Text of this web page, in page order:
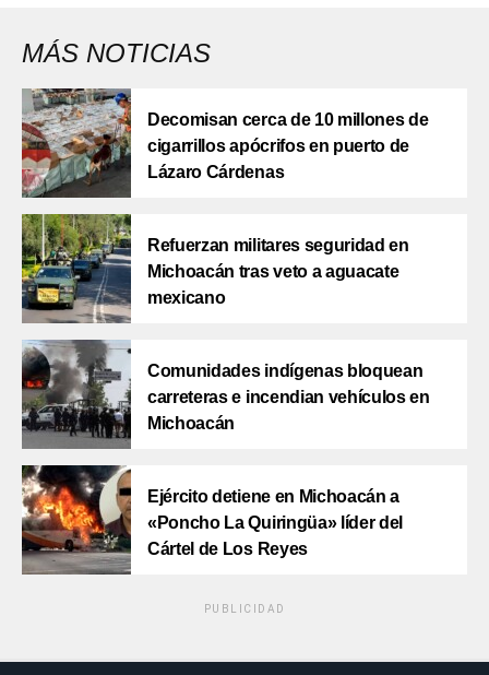
MÁS NOTICIAS
Decomisan cerca de 10 millones de
cigarrillos apócrifos en puerto de
Lázaro Cárdenas
Refuerzan militares seguridad en
Michoacán tras veto a aguacate
mexicano
Comunidades indígenas bloquean
carreteras e incendian vehículos en
Michoacán
Ejército detiene en Michoacán a
«Poncho La Quiringüa» líder del
Cártel de Los Reyes
PUBLICIDAD